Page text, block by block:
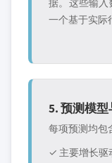
据。这些输入
一个基于实际
5. 预测模
每项预测均包
✓ 主要增长驱